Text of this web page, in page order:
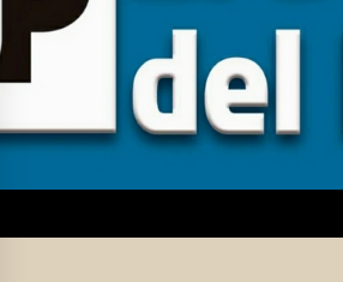
EL DIARIO DEL
PUEBLO